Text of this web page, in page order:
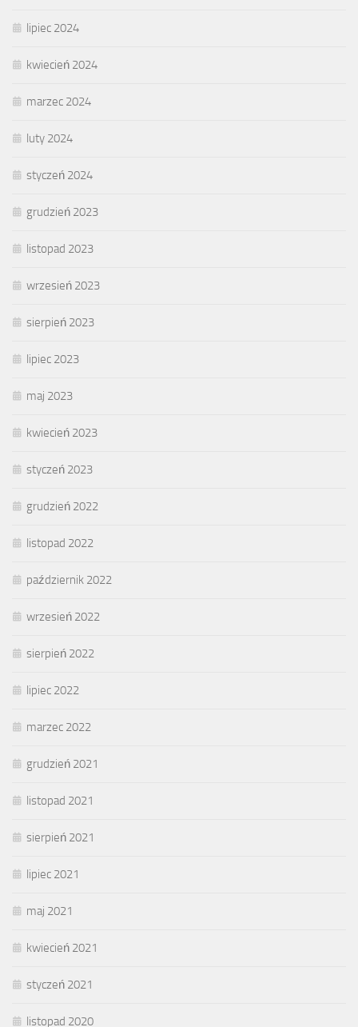
lipiec 2024
kwiecień 2024
marzec 2024
luty 2024
styczeń 2024
grudzień 2023
listopad 2023
wrzesień 2023
sierpień 2023
lipiec 2023
maj 2023
kwiecień 2023
styczeń 2023
grudzień 2022
listopad 2022
październik 2022
wrzesień 2022
sierpień 2022
lipiec 2022
marzec 2022
grudzień 2021
listopad 2021
sierpień 2021
lipiec 2021
maj 2021
kwiecień 2021
styczeń 2021
listopad 2020